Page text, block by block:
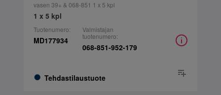
vasen 39+ & 068-851 1 x 5 kpl
1 x 5 kpl
Tuotenumero:
MD177934
Tehdastilaustuote
Valmistajan
tuotenumero:
068-851-952-179